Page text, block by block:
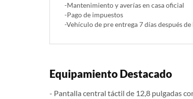
-Mantenimiento y averías en casa oficial
-Pago de impuestos
-Vehículo de pre entrega 7 días después
Equipamiento Destacado
- Pantalla central táctil de 12,8 pulgadas